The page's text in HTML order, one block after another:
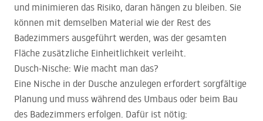
und minimieren das Risiko, daran hängen zu bleiben. Sie
können mit demselben Material wie der Rest des
Badezimmers ausgeführt werden, was der gesamten
Fläche zusätzliche Einheitlichkeit verleiht.
Dusch-Nische: Wie macht man das?
Eine Nische in der Dusche anzulegen erfordert sorgfältige
Planung und muss während des Umbaus oder beim Bau
des Badezimmers erfolgen. Dafür ist nötig: